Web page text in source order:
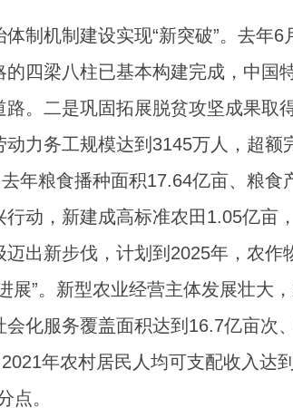
体制机制建设实现“新突破”。去年
的四梁八柱已基本构建完成，中
路。二是巩固拓展脱贫攻坚成果取
动力务工规模达到3145万人，超
去年粮食播种面积17.64亿亩、粮
行动，新建成高标准农田1.05亿亩
迈出新步伐，计划到2025年，农
展”。新型农业经营主体发展壮大
会化服务覆盖面积达到16.7亿亩次
2021年农村居民人均可支配收入达
点。